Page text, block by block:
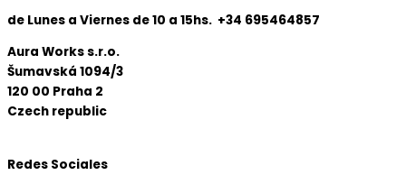
de Lunes a Viernes de 10 a 15hs. +34 695464857
Aura Works s.r.o.
Šumavská 1094/3
120 00 Praha 2
Czech republic
Redes Sociales